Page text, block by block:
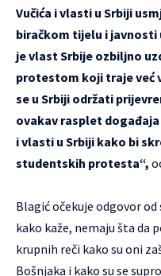
Vučića i vlasti u Srbiji
biračkom tijelu i javnosti
je vlast Srbije ozbiljno
protestom koji traje već
se u Srbiji održati
ovakav rasplet događaja
i vlasti u Srbiji kako bi
studentskih protesta“,
Blagić očekuje odgovor
kako kaže, nemaju šta da
krupnih reči kako su oni
Bošnjaka i kako su se